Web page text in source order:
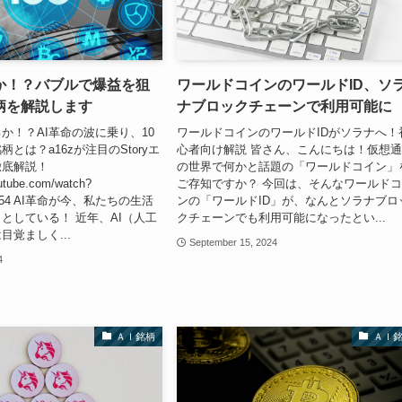
！？バブルで爆益を狙
を解説します
！？AI革命の波に乗り、10
とは？a16zが注目のStoryエ
解説！
watch?
AI革命が今、私たちの生活
している！ 近年、AI（人工
覚ましく...
ワールドコインのワールドID、ソ
ナブロックチェーンで利用可能に
ワールドコインのワールドIDがソラナへ！
心者向け解説 皆さん、こんにちは！仮想
の世界で何かと話題の「ワールドコイン」
ご存知ですか？ 今回は、そんなワールド
ンの「ワールドID」が、なんとソラナブロ
クチェーンでも利用可能になったとい...
September 15, 2024
ＡＩ銘柄 ＡＩ